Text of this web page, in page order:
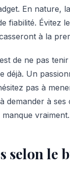
En nature,
fiabilité. Évitez
à la
de ne pas
déjà. Un
pas à
demander à ses
vraiment.
selon le